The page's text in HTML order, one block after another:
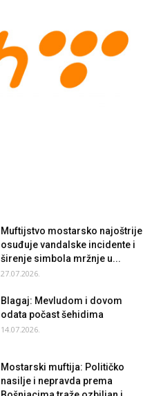
Muftijstvo mostarsko najoštrije
osuđuje vandalske incidente i
širenje simbola mržnje u...
27.07.2026.
Blagaj: Mevludom i dovom
odata počast šehidima
14.07.2026.
Mostarski muftija: Političko
nasilje i nepravda prema